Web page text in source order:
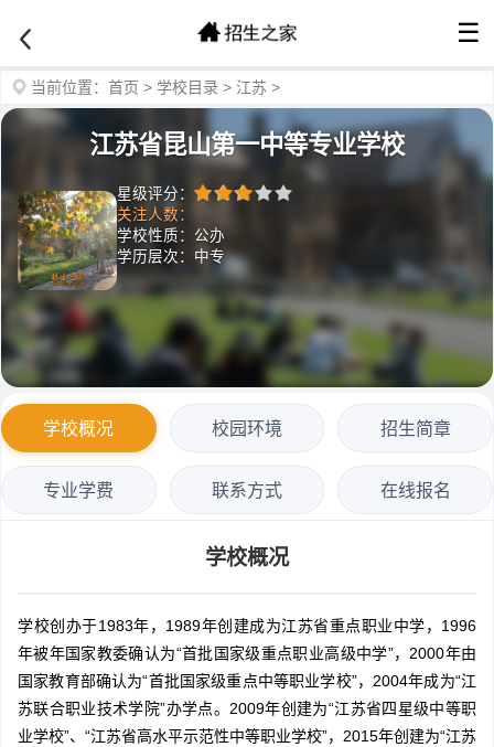
☰
当前位置： 首页 > 学校目录 > 江苏 >
江苏省昆山第一中等专业学校
星级评分：
关注人数：
学校性质：公办
学历层次：中专
学校概况 校园环境 招生简章
专业学费 联系方式 在线报名
学校概况
学校创办于1983年，1989年创建成为江苏省重点职业中学，1996
年被年国家教委确认为“首批国家级重点职业高级中学”，2000年由
国家教育部确认为“首批国家级重点中等职业学校”，2004年成为“江
苏联合职业技术学院”办学点。2009年创建为“江苏省四星级中等职
业学校”、“江苏省高水平示范性中等职业学校”，2015年创建为“江苏